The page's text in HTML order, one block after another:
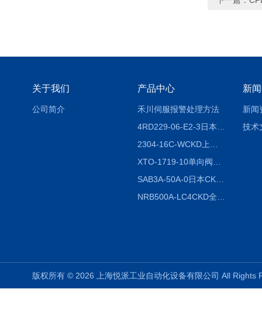
关于我们
公司简介
产品中心
禾川伺服报警处理方法
SAB3A-50A-0日本CKD全国授权代理
新
新闻
技术
版权所有 © 2026 上海悦派工业自动化设备有限公司 All